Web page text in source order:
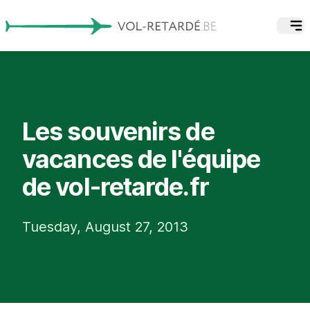
Les souvenirs de
vacances de l'équipe
de vol-retarde.fr
Tuesday, August 27, 2013